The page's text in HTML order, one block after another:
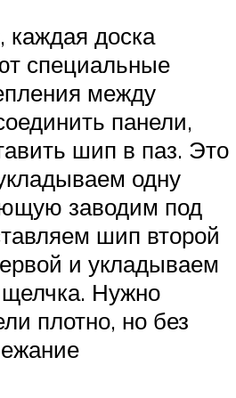
каждая доска
специальные
между
панели,
шип в паз. Это
одну
заводим под
шип второй
и укладываем
Нужно
плотно, но без